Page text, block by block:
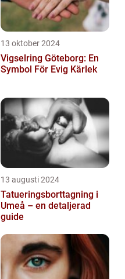
13 oktober 2024
Vigselring Göteborg: En
Symbol För Evig Kärlek
13 augusti 2024
Tatueringsborttagning i
Umeå – en detaljerad
guide